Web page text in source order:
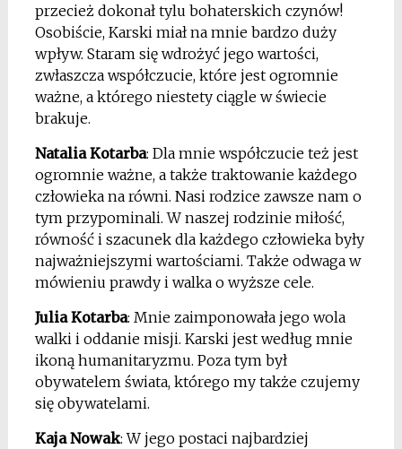
przecież dokonał tylu bohaterskich czynów!
Osobiście, Karski miał na mnie bardzo duży
wpływ. Staram się wdrożyć jego wartości,
zwłaszcza współczucie, które jest ogromnie
ważne, a którego niestety ciągle w świecie
brakuje.
Natalia Kotarba: Dla mnie współczucie też jest
ogromnie ważne, a także traktowanie każdego
człowieka na równi. Nasi rodzice zawsze nam o
tym przypominali. W naszej rodzinie miłość,
równość i szacunek dla każdego człowieka były
najważniejszymi wartościami. Także odwaga w
mówieniu prawdy i walka o wyższe cele.
Julia Kotarba: Mnie zaimponowała jego wola
walki i oddanie misji. Karski jest według mnie
ikoną humanitaryzmu. Poza tym był
obywatelem świata, którego my także czujemy
się obywatelami.
Kaja Nowak: W jego postaci najbardziej